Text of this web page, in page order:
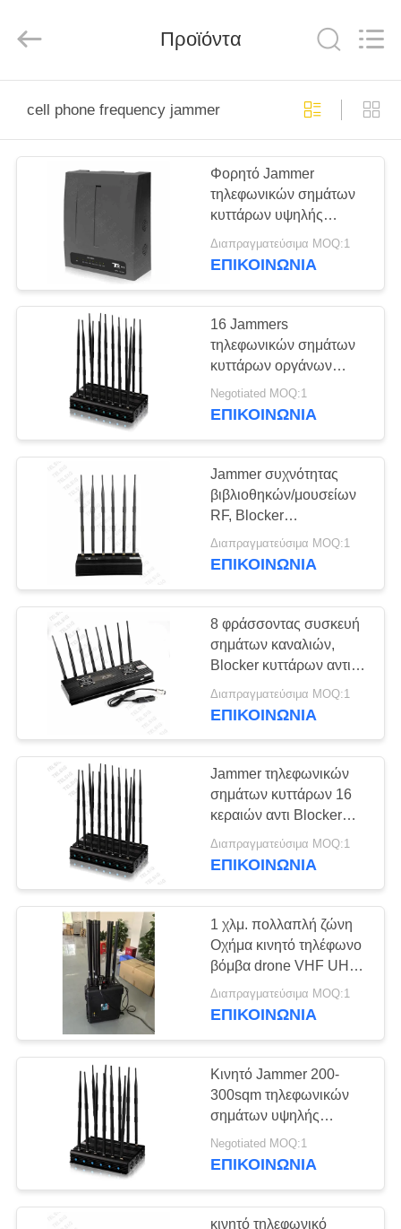
ΠΡΟΪΌΝΤΑ
ΠΕΡΊΠΟΥ
ΕΜΕΊΣ
ΓΎΡΟΣ
ΕΡΓΟΣΤΑΣΊΩΝ
ΠΟΙΟΤΙΚΌΣ
ΈΛΕΓΧΟΣ
ΜΑΣ
ΕΛΆΤΕ
ΕΠΑΦΉ
ΜΕ
ΕΙΔΉΣΕΙΣ
BLOG
ΖΗΤΉΣΤΕ
ΈΝΑ
ΑΠΌΣΠΑΣΜΑ
SITEMAP
PRIVACY
POLICY
Rights
Προϊόντα
cell phone frequency jammer
Φορητό Jammer
τηλεφωνικών σημάτων
κυττάρων υψηλής
δύναμης, εύκολο
Jammer σημάτων
Διαπραγματεύσιμα MOQ:1
ΕΠΙΚΟΙΝΩΝΊΑ
16 Jammers
τηλεφωνικών σημάτων
κυττάρων οργάνων
προστατευτικών
καλυμμάτων καναλιών
Negotiated MOQ:1
ΕΠΙΚΟΙΝΩΝΊΑ
Jammer συχνότητας
βιβλιοθηκών/μουσείων
RF, Blocker
τηλεφωνικών σημάτων
κυττάρων 6 κεραιών
Διαπραγματεύσιμα MOQ:1
ΕΠΙΚΟΙΝΩΝΊΑ
8 φράσσοντας συσκευή
σημάτων καναλιών,
Blocker κυττάρων αντι
ΠΣΤ ακολουθώντας
τηλεφωνικό cOem/
Διαπραγματεύσιμα MOQ:1
ΕΠΙΚΟΙΝΩΝΊΑ
Jammer τηλεφωνικών
σημάτων κυττάρων 16
κεραιών αντι Blocker
βομβών RF για το
ΠΣΤ/Lojack/2/3/4G
Διαπραγματεύσιμα MOQ:1
ΕΠΙΚΟΙΝΩΝΊΑ
1 χλμ. πολλαπλή ζώνη
Οχήμα κινητό τηλέφωνο
βόμβα drone VHF UHF
GPS τηλεχειριστή
παρεμβολή 20-6000MHz
Διαπραγματεύσιμα MOQ:1
ΕΠΙΚΟΙΝΩΝΊΑ
Κινητό Jammer 200-
300sqm τηλεφωνικών
σημάτων υψηλής
δύναμης για τις
αίθουσες συναυλιών
Negotiated MOQ:1
ΕΠΙΚΟΙΝΩΝΊΑ
κινητό τηλεφωνικό